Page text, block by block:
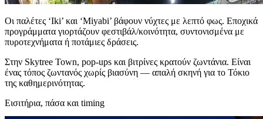
Οι παλέτες ‘Iki’ και ‘Miyabi’ βάφουν νύχτες με λεπτό φως. Εποχικά
προγράμματα γιορτάζουν φεστιβάλ/κοινότητα, συντονισμένα με
πυροτεχνήματα ή ποτάμιες δράσεις.
Στην Skytree Town, pop‑ups και βιτρίνες κρατούν ζωντάνια. Είναι
ένας τόπος ζωντανός χωρίς βιασύνη — απαλή σκηνή για το Τόκιο
της καθημερινότητας.
Εισιτήρια, πάσα και timing